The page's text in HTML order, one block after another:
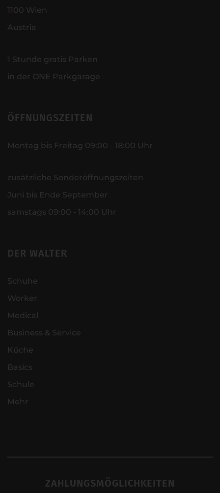
1100 Wien
Austria
1 Stunde gratis Parken
in der ONE Parkgarage
ÖFFNUNGSZEITEN
Montag bis Freitag 09:00 - 18:00 Uhr
zusätzliche Sonderöffnungszeiten
Juni bis Ende September
samstags 09:00 - 14:00 Uhr
DER WALTER
Schuhe
Worker
Medical
Business & Service
Küche
Basics
Schule
Mehr
ZAHLUNGSMÖGLICHKEITEN